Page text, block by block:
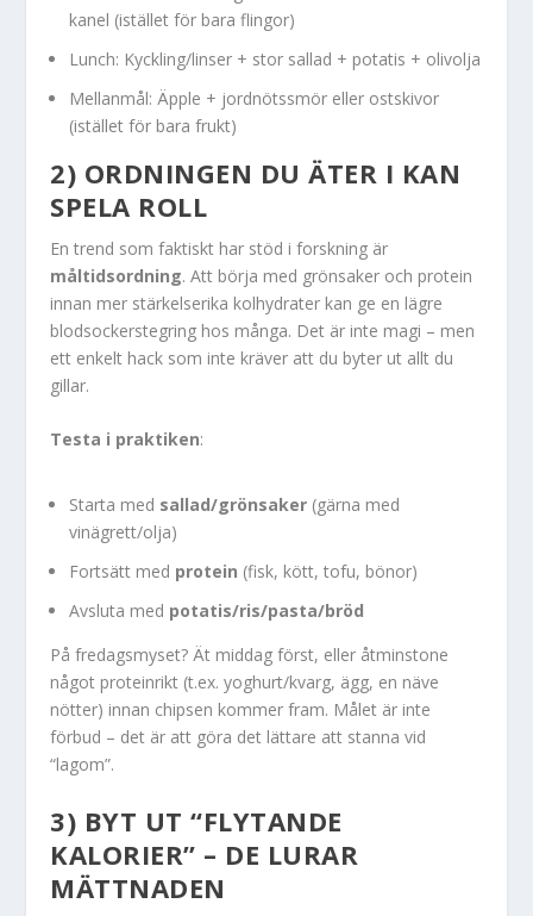
kanel (istället för bara flingor)
Lunch: Kyckling/linser + stor sallad + potatis + olivolja
Mellanmål: Äpple + jordnötssmör eller ostskivor
(istället för bara frukt)
2) ORDNINGEN DU ÄTER I KAN
SPELA ROLL
En trend som faktiskt har stöd i forskning är
måltidsordning. Att börja med grönsaker och protein
innan mer stärkelserika kolhydrater kan ge en lägre
blodsockerstegring hos många. Det är inte magi – men
ett enkelt hack som inte kräver att du byter ut allt du
gillar.
Testa i praktiken:
Starta med sallad/grönsaker (gärna med
vinägrett/olja)
Fortsätt med protein (fisk, kött, tofu, bönor)
Avsluta med potatis/ris/pasta/bröd
På fredagsmyset? Ät middag först, eller åtminstone
något proteinrikt (t.ex. yoghurt/kvarg, ägg, en näve
nötter) innan chipsen kommer fram. Målet är inte
förbud – det är att göra det lättare att stanna vid
“lagom”.
3) BYT UT “FLYTANDE
KALORIER” – DE LURAR
MÄTTNADEN